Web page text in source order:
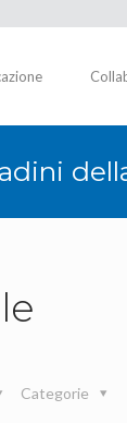
Categorie